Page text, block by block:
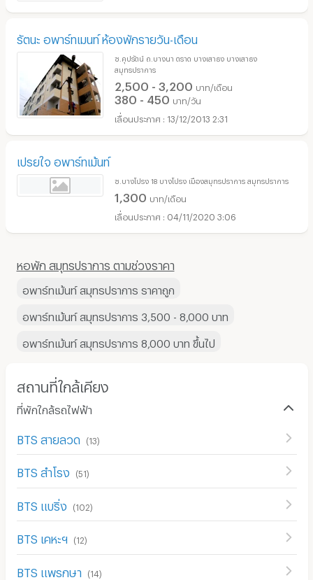
รัตนะ อพาร์ทเมนท์ ห้องพักรายวัน-เดือน
ซ.คุปรัตน์ ถ.บางนา ตราด บางเสาธง บางเสาธง
สมุทรปราการ
2,500 - 3,200 บาท/เดือน
380 - 450 บาท/วัน
13/12/2013 2:31
เปรยใจ อพาร์ทเม้นท์
ซ.บางโปรง 18 บางโปรง เมืองสมุทรปราการ สมุทรปราการ
1,300 บาท/เดือน
04/11/2020 3:06
หอพัก สมุทรปราการ ตามช่วงราคา
อพาร์ทเม้นท์ สมุทรปราการ ราคาถูก
อพาร์ทเม้นท์ สมุทรปราการ 3,500 - 8,000 บาท
อพาร์ทเม้นท์ สมุทรปราการ 8,000 บาท ขึ้นไป
สถานที่ใกล้เคียง
ที่พักใกล้รถไฟฟ้า
BTS สายลวด (13)
BTS สำโรง (51)
BTS แบริ่ง (102)
BTS เคหะฯ (12)
BTS แพรกษา (14 )